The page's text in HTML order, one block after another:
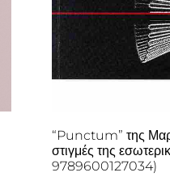
“Punctum” της
στιγμές της
9789600127034)